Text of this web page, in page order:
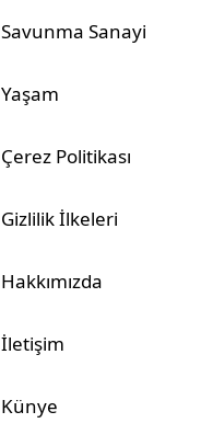
Savunma Sanayi
Yaşam
Çerez Politikası
Gizlilik İlkeleri
Hakkımızda
İletişim
Künye